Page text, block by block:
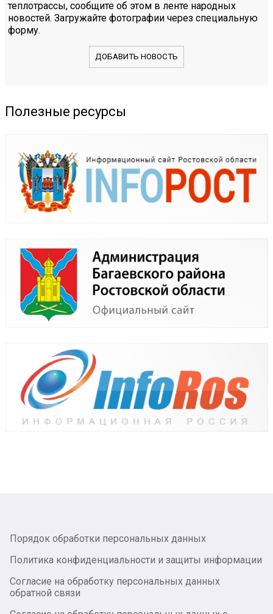
теплотрассы, сообщите об этом в ленте народных
новостей. Загружайте фотографии через специальную
форму.
ДОБАВИТЬ НОВОСТЬ
Полезные ресурсы
Порядок обработки персональных данных
Политика конфиденциальности и защиты информации
Согласие на обработку персональных данных
обратной связи